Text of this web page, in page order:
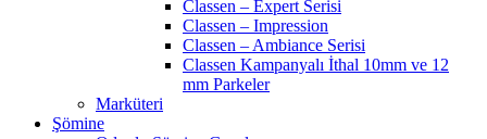
Classen – Expert Serisi
Classen – Impression
Classen – Ambiance Serisi
Classen Kampanyalı İthal 10mm ve 12
mm Parkeler
Marküteri
Şömine